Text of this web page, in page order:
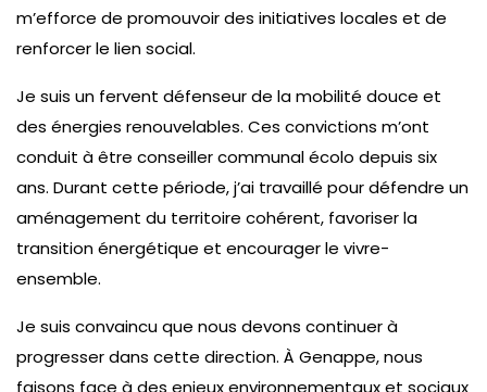
m’efforce de promouvoir des initiatives locales et de
renforcer le lien social.
Je suis un fervent défenseur de la mobilité douce et
des énergies renouvelables. Ces convictions m’ont
conduit à être conseiller communal écolo depuis six
ans. Durant cette période, j’ai travaillé pour défendre un
aménagement du territoire cohérent, favoriser la
transition énergétique et encourager le vivre-
ensemble.
Je suis convaincu que nous devons continuer à
progresser dans cette direction. À Genappe, nous
faisons face à des enjeux environnementaux et sociaux